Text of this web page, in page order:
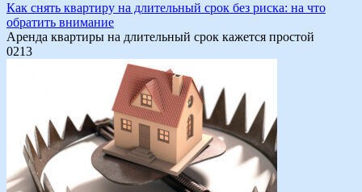
Как снять квартиру на длительный срок без риска: на что
обратить внимание
Аренда квартиры на длительный срок кажется простой
0213